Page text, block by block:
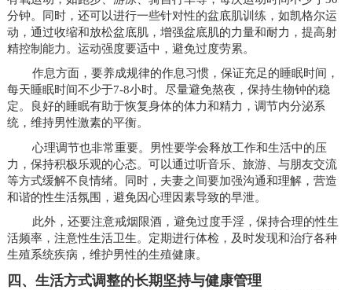
分钟。同时，还可以进行一些针对性的盆底肌训练，如凯格尔运
动，通过收缩和放松盆底肌，增强盆底肌的力量和耐力，提高射
精控制能力。运动强度要适中，避免过度劳累。
作息方面，要养成规律的作息习惯，保证充足的睡眠时间，
每天睡眠时间不少于7-8小时。尽量避免熬夜，保持生物钟的稳
定。良好的睡眠有助于恢复身体的体力和精力，调节内分泌系
统，维持男性激素的平衡。
心理调节也非常重要。男性要学会释放工作和生活中的压
力，保持积极乐观的心态。可以通过听音乐、旅游、与朋友交流
等方式缓解不良情绪。同时，夫妻之间要加强沟通和理解，营造
和谐的性生活氛围，避免因心理因素导致的早泄。
此外，还要注意戒烟限酒，避免过度手淫，保持合理的性生
活频率，注意性生活卫生。定期进行体检，及时发现和治疗各种
生殖系统疾病，维护男性的生殖健康。
四、生活方式调整的长期坚持与健康管理